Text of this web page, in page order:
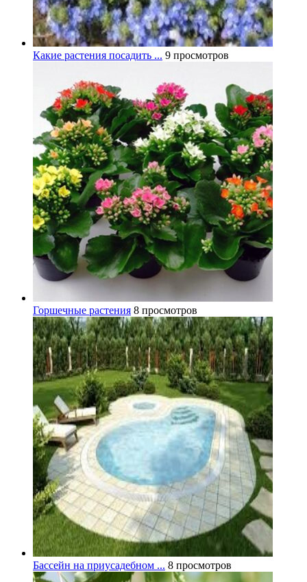
Какие растения посадить ... 9 просмотров
Горшечные растения 8 просмотров
Бассейн на приусадебном ... 8 просмотров